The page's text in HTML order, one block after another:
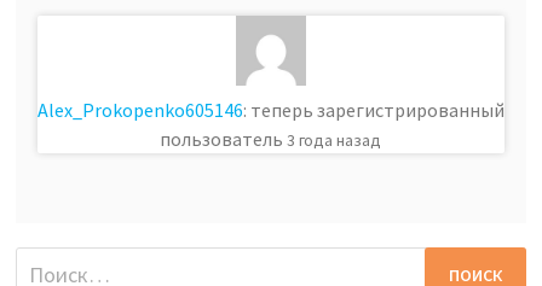
Alex_Prokopenko605146: теперь зарегистрированный
пользователь3 года назад
Найти: